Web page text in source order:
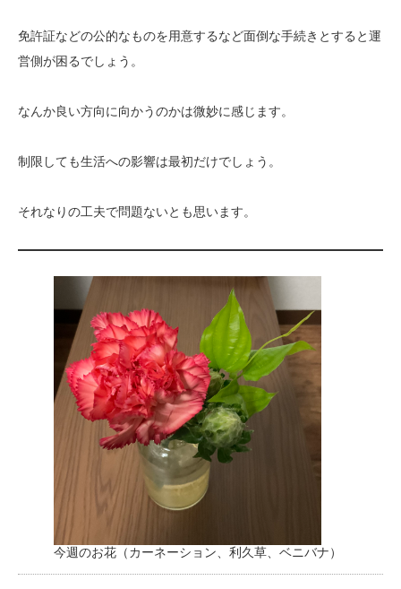
免許証などの公的なものを用意するなど面倒な手続きとすると運
営側が困るでしょう。
なんか良い方向に向かうのかは微妙に感じます。
制限しても生活への影響は最初だけでしょう。
それなりの工夫で問題ないとも思います。
今週のお花（カーネーション、利久草、ベニバナ）